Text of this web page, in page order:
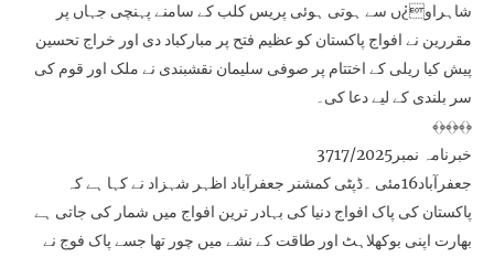
شاہراو¿ں سے ہوتی ہوئی پریس کلب کے سامنے پہنچی جہاں پر
مقررین نے افواج پاکستان کو عظیم فتح پر مبارکباد دی اور خراج تحسین
پیش کیا ریلی کے اختتام پر صوفی سلیمان نقشبندی نے ملک اور قوم کی
سر بلندی کے لیے دعا کی۔
﴾﴿﴾﴿﴾﴿
خبرنامہ نمبر3717/2025
جعفرآباد16مئی ۔ڈپٹی کمشنر جعفرآباد اظہر شہزاد نے کہا ہے کہ
پاکستان کی پاک افواج دنیا کی بہادر ترین افواج میں شمار کی جاتی ہے
بھارت اپنی بوکھلاہٹ اور طاقت کے نشے میں چور تھا جسے پاک فوج نے